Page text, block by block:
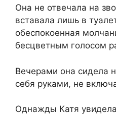
Она не отвечала на
вставала лишь в
обеспокоенная
бесцветным голосом
Вечерами она сидела
себя руками, не
Однажды Катя